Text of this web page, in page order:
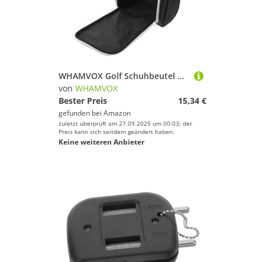
WHAMVOX Golf Schuhbeutel mit Reißverschluss Kompakte Golfschuh Aufbewahrungstasche für Herren Vielseitige Reise Schuhtasche Tragbarer Organizer für Sport Freizeitschuhe
von WHAMVOX
Bester Preis
15,34 €
gefunden bei Amazon
zuletzt überprüft am 27.09.2025 um 00:03; der
Preis kann sich seitdem geändert haben.
Keine weiteren Anbieter